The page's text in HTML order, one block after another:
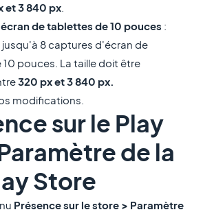
et 3 840 px.
de tablettes de 10 pouces :
jusqu'à 8 captures d'écran de
pouces. La taille doit être
320 px et 3 840 px.
modifications.
sur le Play
de la
Store
Présence sur le store > Paramètre